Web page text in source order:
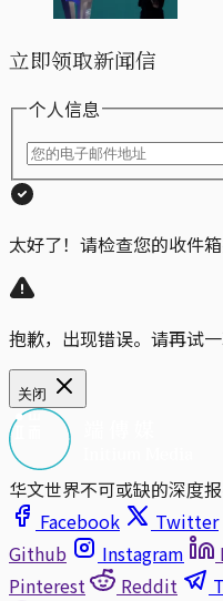
立即领取新闻信
个人信息
太好了！请检查您的收件箱
抱歉，出现错误。请再试一
关闭
华文世界不可或缺的深度
Facebook
Twitter
Github
Instagram
Pinterest
Reddit